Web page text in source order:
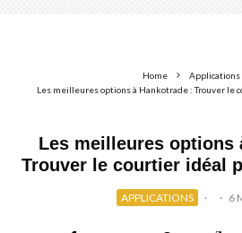
Home
Applications
Les meilleures options à Hankotrade : Trouver le
Les meilleures options
Trouver le courtier idéal
APPLICATIONS · · 6